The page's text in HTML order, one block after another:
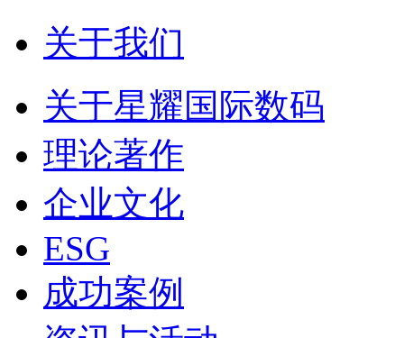
关于我们
关于星耀国际数码
理论著作
企业文化
ESG
成功案例